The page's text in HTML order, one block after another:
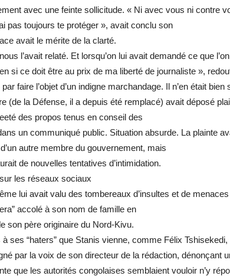
avec une feinte sollicitude. « Ni avec vous ni contre
pas toujours te protéger », avait conclu son
avait le mérite de la clarté.
l’avait relaté. Et lorsqu’on lui avait demandé ce que
si ce doit être au prix de ma liberté de journaliste »,
faire l’objet d’un indigne marchandage. Il n’en était bien
(de la Défense, il a depuis été remplacé) avait déposé
des propos tenus en conseil des
un communiqué public. Situation absurde. La plainte
autre membre du gouvernement, mais
de nouvelles tentatives d’intimidation.
les réseaux sociaux
lui avait valu des tombereaux d’insultes et de
accolé à son nom de famille en
son père originaire du Nord-Kivu.
ses “haters” que Stanis vienne, comme Félix
par la voix de son directeur de la rédaction, dénonçant
que les autorités congolaises semblaient vouloir n’y